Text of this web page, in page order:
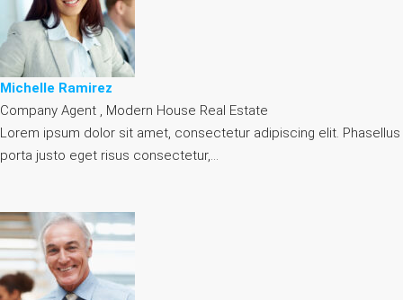
Michelle Ramirez
Company Agent , Modern House Real Estate
Lorem ipsum dolor sit amet, consectetur adipiscing elit. Phasellus
porta justo eget risus consectetur,…